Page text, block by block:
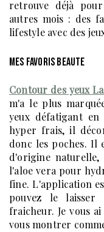
retrouve déjà pour
autres mois : des
lifestyle avec des
MES FAVORIS BEAUTE
Contour des yeux
m'a le plus
yeux défatigant
hyper frais, il
donc les poches. Il
d'origine naturelle,
l'aloe vera pour
fine. L'application
pouvez le
fraicheur. Je vous
vous montrer